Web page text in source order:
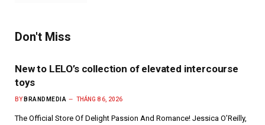
Don't Miss
New to LELO’s collection of elevated intercourse
toys
BY BRANDMEDIA THÁNG 8 6, 2026
The Official Store Of Delight Passion And Romance! Jessica O’Reilly,